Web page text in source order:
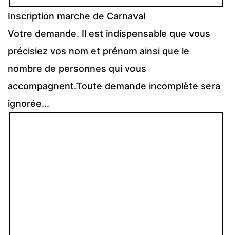
Inscription marche de Carnaval
Votre demande. Il est indispensable que vous
précisiez vos nom et prénom ainsi que le
nombre de personnes qui vous
accompagnent.Toute demande incomplète sera
ignorée...